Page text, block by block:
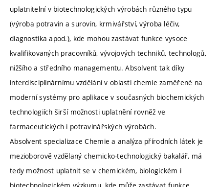
uplatnitelní v biotechnologických výrobách různého typu
(výroba potravin a surovin, krmivářství, výroba léčiv,
diagnostika apod.), kde mohou zastávat funkce vysoce
kvalifikovaných pracovníků, vývojových techniků, technologů,
nižšího a středního managementu. Absolvent tak díky
interdisciplinárnímu vzdělání v oblasti chemie zaměřené na
moderní systémy pro aplikace v současných biochemických
technologiích širší možnosti uplatnění rovněž ve
farmaceutických i potravinářských výrobách.
Absolvent specializace Chemie a analýza přírodních látek je
mezioborově vzdělaný chemicko-technologický bakalář, má
tedy možnost uplatnit se v chemickém, biologickém i